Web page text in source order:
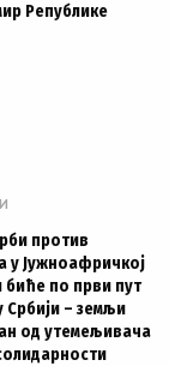
Републике
против
у Јужноафричкој
биће по први пут
Србији – земљи
од утемељивача